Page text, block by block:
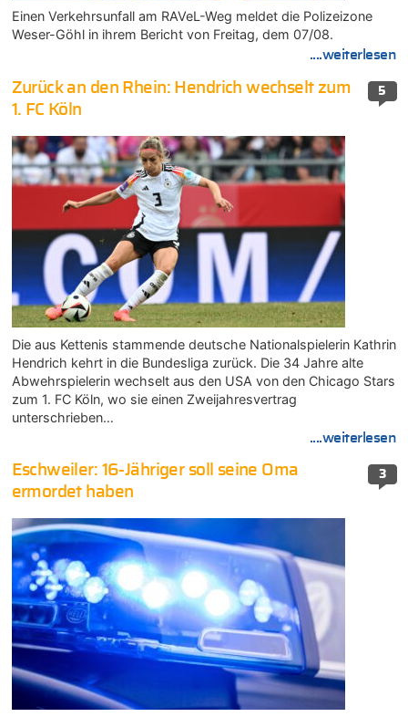
Einen Verkehrsunfall am RAVeL-Weg meldet die Polizeizone
Weser-Göhl in ihrem Bericht von Freitag, dem 07/08.
....weiterlesen
5
Zurück an den Rhein: Hendrich wechselt zum
1. FC Köln
Die aus Kettenis stammende deutsche Nationalspielerin Kathrin
Hendrich kehrt in die Bundesliga zurück. Die 34 Jahre alte
Abwehrspielerin wechselt aus den USA von den Chicago Stars
zum 1. FC Köln, wo sie einen Zweijahresvertrag
unterschrieben…
....weiterlesen
3
Eschweiler: 16-Jähriger soll seine Oma
ermordet haben